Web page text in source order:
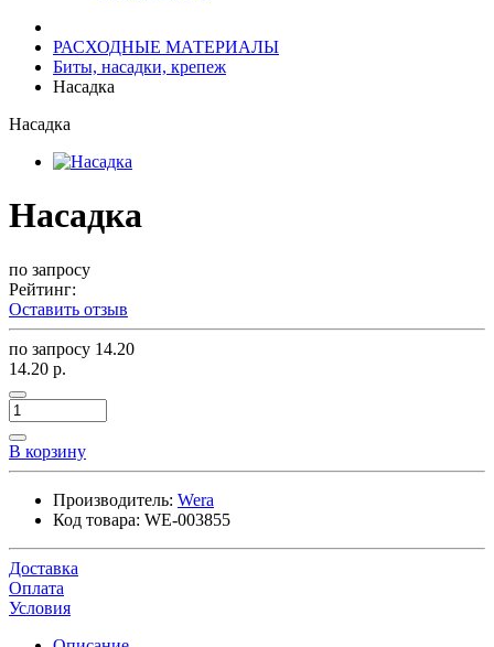
РАСХОДНЫЕ МАТЕРИАЛЫ
Биты, насадки, крепеж
Насадка
Насадка
Насадка
по запросу
Рейтинг:
Оставить отзыв
по запросу 14.20
14.20 р.
В корзину
Производитель: Wera
Код товара: WE-003855
Доставка
Оплата
Условия